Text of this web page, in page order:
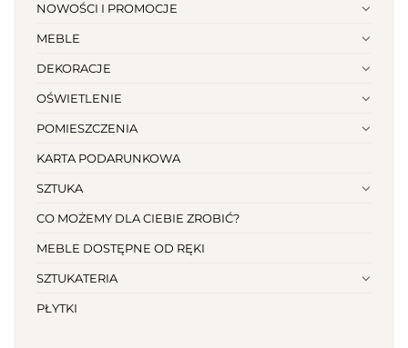
NOWOŚCI I PROMOCJE
MEBLE
DEKORACJE
OŚWIETLENIE
POMIESZCZENIA
KARTA PODARUNKOWA
SZTUKA
CO MOŻEMY DLA CIEBIE ZROBIĆ?
MEBLE DOSTĘPNE OD RĘKI
SZTUKATERIA
PŁYTKI